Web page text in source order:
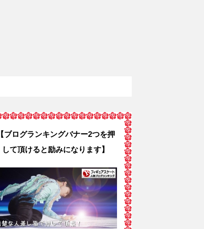
【ブログランキングバナー2つを押
して頂けると励みになります】